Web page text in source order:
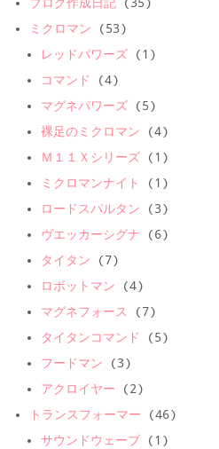
ミクロマン (53)
レッドパワーズ (1)
コマンド
(4)
マグネパワーズ (5)
裸足のミクロマン (4)
Ｍ１１Ｘシリーズ (1)
ミクロマンナイト
(1)
ロードスパルタン (3)
ヴエッカーシグナ (6)
タイタン (7)
ロボットマン (4)
マグネフォース
(7)
タイタンコマンド
(5)
フードマン (3)
アクロイヤー (2)
トランスフォーマー (46)
サウンドウェーブ (1)